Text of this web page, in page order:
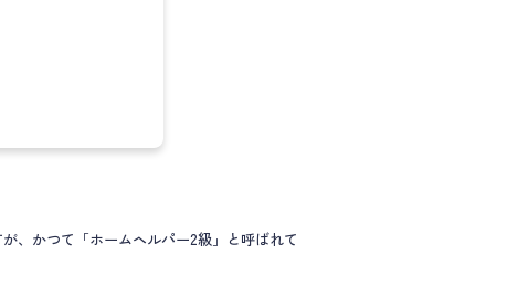
、かつて「ホームヘルパー2級」と呼ばれて